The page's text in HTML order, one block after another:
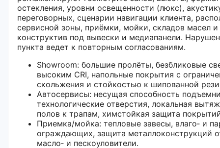
остекления, уровни освещенности (люкс),
переговорных, сценарии навигации клиента,
сервисной зоны, приёмки, мойки, складов масел
конструктив под вывески и медиапанели.
пункта ведет к повторным согласованиям.
Showroom: большие пролёты, безбликовые
высоким CRI, напольные покрытия с
скольжения и стойкостью к шипованной
Автосервисы: несущая способность
технологические отверстия, локальная
полов к трапам, химстойкая защита
Приемка/мойка: тепловые завесы, влаго‑ и
ограждающих, защита металлоконструкций
масло‑ и пескоуловители.